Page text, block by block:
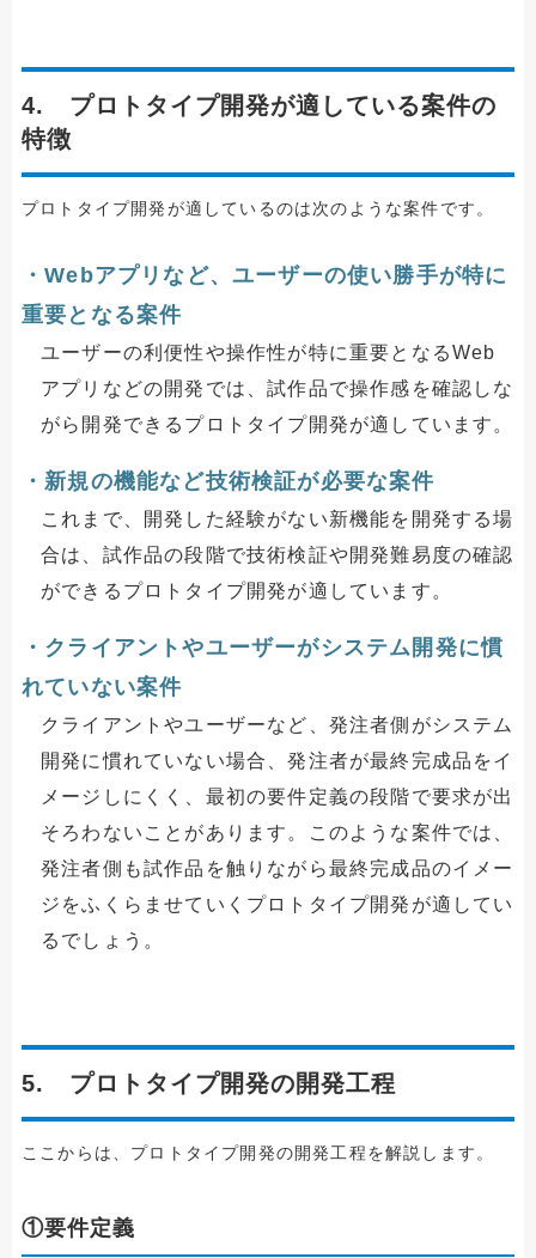
4. プロトタイプ開発が適している案件の
特徴
プロトタイプ開発が適しているのは次のような案件です。
・Webアプリなど、ユーザーの使い勝手が特に
重要となる案件
ユーザーの利便性や操作性が特に重要となるWeb
アプリなどの開発では、試作品で操作感を確認しな
がら開発できるプロトタイプ開発が適しています。
・新規の機能など技術検証が必要な案件
これまで、開発した経験がない新機能を開発する場
合は、試作品の段階で技術検証や開発難易度の確認
ができるプロトタイプ開発が適しています。
・クライアントやユーザーがシステム開発に慣
れていない案件
クライアントやユーザーなど、発注者側がシステム
開発に慣れていない場合、発注者が最終完成品をイ
メージしにくく、最初の要件定義の段階で要求が出
そろわないことがあります。このような案件では、
発注者側も試作品を触りながら最終完成品のイメー
ジをふくらませていくプロトタイプ開発が適してい
るでしょう。
5. プロトタイプ開発の開発工程
ここからは、プロトタイプ開発の開発工程を解説します。
①要件定義